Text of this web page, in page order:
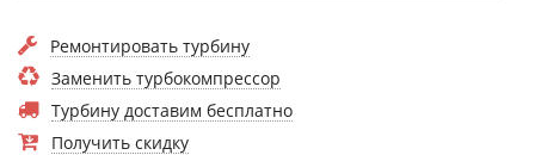
Ремонтировать турбину
Заменить турбокомпрессор
Турбину доставим бесплатно
Получить скидку